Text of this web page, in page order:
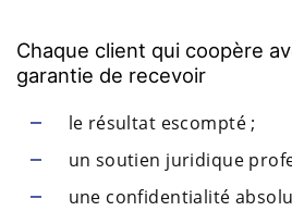
Chaque client qui coopère
garantie de recevoir
le résultat escompté ;
un soutien juridique
une confidentialité